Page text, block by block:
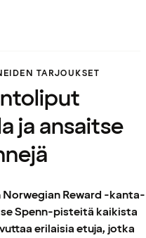
TARJOUKSET
ja ansaitse
Reward -kanta-
Spenn-pisteitä kaikista
erilaisia etuja, jotka